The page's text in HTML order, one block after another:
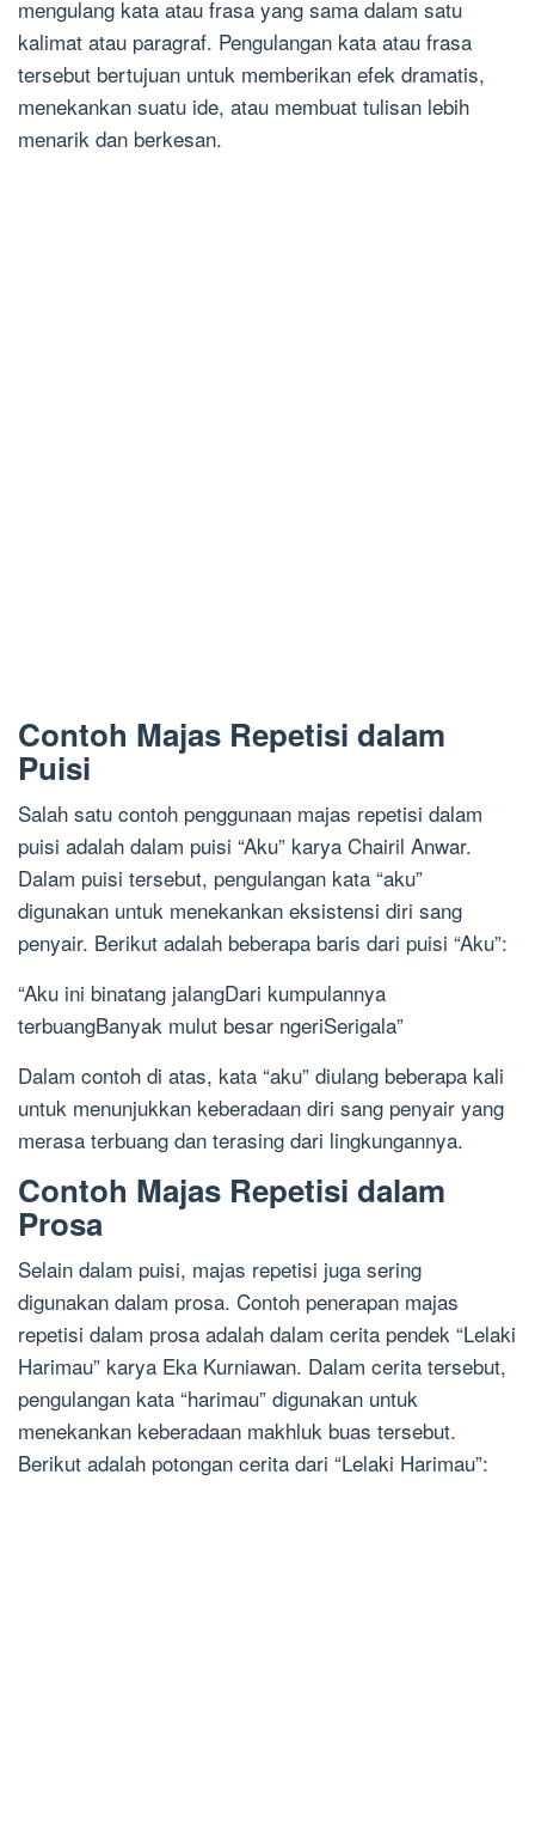
mengulang kata atau frasa yang sama dalam satu
kalimat atau paragraf. Pengulangan kata atau frasa
tersebut bertujuan untuk memberikan efek dramatis,
menekankan suatu ide, atau membuat tulisan lebih
menarik dan berkesan.
Contoh Majas Repetisi dalam
Puisi
Salah satu contoh penggunaan majas repetisi dalam
puisi adalah dalam puisi “Aku” karya Chairil Anwar.
Dalam puisi tersebut, pengulangan kata “aku”
digunakan untuk menekankan eksistensi diri sang
penyair. Berikut adalah beberapa baris dari puisi “Aku”:
“Aku ini binatang jalangDari kumpulannya
terbuangBanyak mulut besar ngeriSerigala”
Dalam contoh di atas, kata “aku” diulang beberapa kali
untuk menunjukkan keberadaan diri sang penyair yang
merasa terbuang dan terasing dari lingkungannya.
Contoh Majas Repetisi dalam
Prosa
Selain dalam puisi, majas repetisi juga sering
digunakan dalam prosa. Contoh penerapan majas
repetisi dalam prosa adalah dalam cerita pendek “Lelaki
Harimau” karya Eka Kurniawan. Dalam cerita tersebut,
pengulangan kata “harimau” digunakan untuk
menekankan keberadaan makhluk buas tersebut.
Berikut adalah potongan cerita dari “Lelaki Harimau”: